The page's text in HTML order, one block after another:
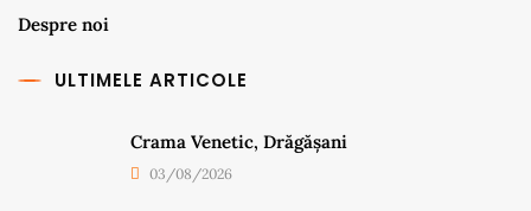
Despre noi
ULTIMELE ARTICOLE
Crama Venetic, Drăgășani
03/08/2026